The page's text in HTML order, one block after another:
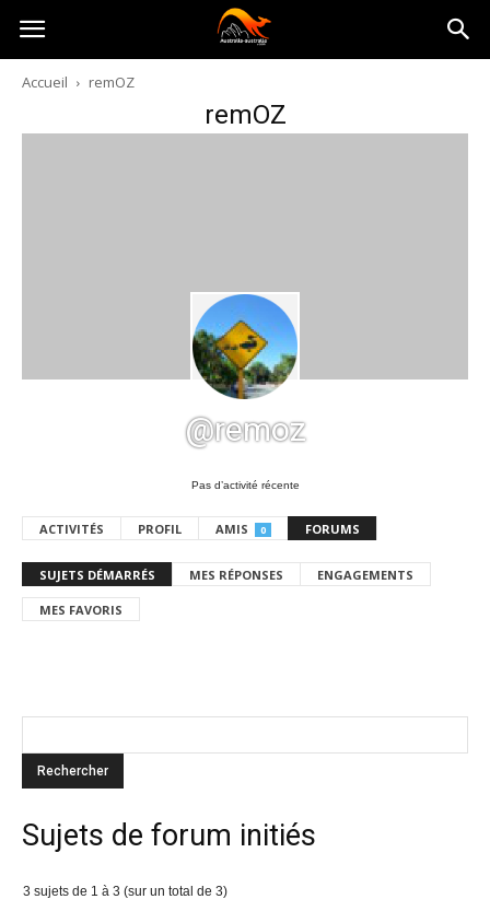
Australia-
australie.com
Accueil remOZ
remOZ
@remoz
Pas d’activité récente
ACTIVITÉS PROFIL AMIS 0 FORUMS
SUJETS DÉMARRÉS MES RÉPONSES ENGAGEMENTS
MES FAVORIS
Sujets de forum initiés
3 sujets de 1 à 3 (sur un total de 3)